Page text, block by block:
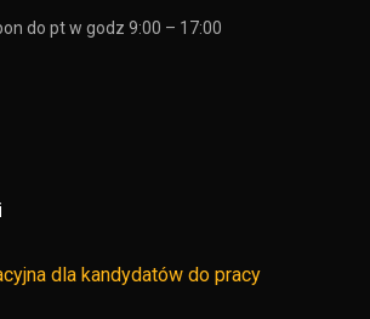
do pt w godz 9:00 – 17:00
dla kandydatów do pracy